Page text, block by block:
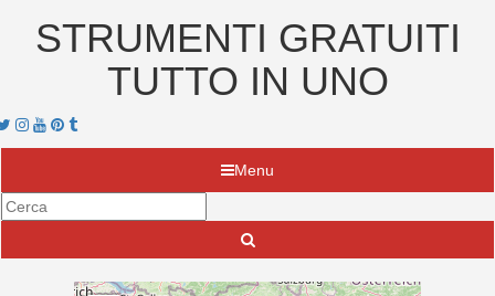
STRUMENTI GRATUITI
TUTTO IN UNO
Twitter
Instagram
Youtube
Pinterest
tumblr
Menu